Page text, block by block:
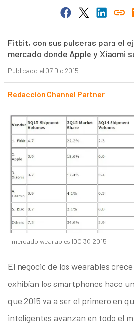
Fitbit, con sus pulseras para el
mercado donde Apple y Xiaomi
Publicado el 07 Dic 2015
Redacción Channel Partner
mercado wearables IDC 3Q 2015
El negocio de los wearables
exhibían los smartphones hace
que 2015 va a ser el primero en
inteligentes avanzan en todo el